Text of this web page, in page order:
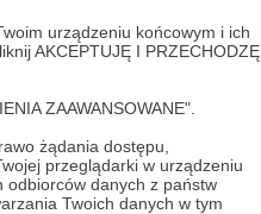
urządzeniu końcowym i ich
AKCEPTUJĘ I PRZECHODZĘ
ZAAWANSOWANE".
żądania dostępu,
przeglądarki w urządzeniu
odbiorców danych z państw
Twoich danych w tym